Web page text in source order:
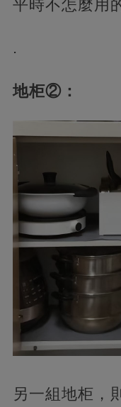
平時不怎麼用
.
地柜②：
另一組地柜，